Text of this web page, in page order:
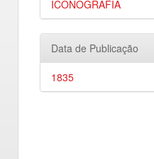
ICONOGRAFIA
Data de Publicação
1835